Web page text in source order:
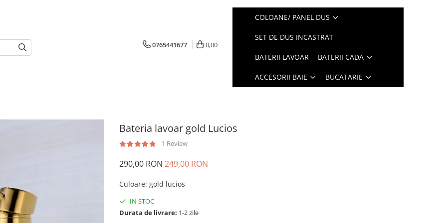
0765441677 0,00
COLOANE/ PANEL DUS
SET DE DUS INCASTRAT
BATERII LAVOAR BATERII CADA
ACCESORII BAIE BUCATARIE
Bateria lavoar gold Lucios
1 Review
290,00 RON249,00 RON
Culoare: gold lucios
IN STOC
Durata de livrare: 1-2 zile